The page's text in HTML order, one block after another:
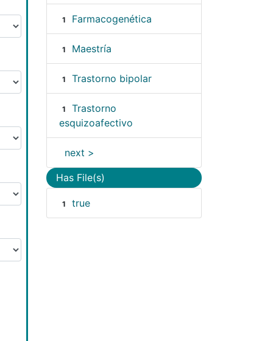
1 Farmacogenética
1 Maestría
1 Trastorno bipolar
1
Trastorno
esquizoafectivo
next >
Has File(s)
1 true